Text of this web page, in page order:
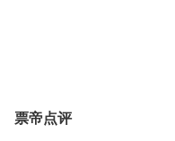
票帝点评